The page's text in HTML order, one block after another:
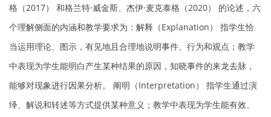
格（2017） 和格兰特·威金斯、杰伊·麦克泰格（2020） 的论述，六
个理解侧面的内涵和教学要求为：解释（Explanation） 指学生恰
当运用理论、图示，有见地且合理地说明事件、行为和观点；教学
中表现为学生能明白产生某种结果的原因，知晓事件的来龙去脉，
能够对现象进行因果分析。 阐明（Interpretation） 指学生通过演
绎、解说和转述等方式提供某种意义；教学中表现为学生能有效、